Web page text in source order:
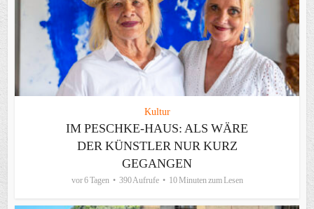
Kultur
IM PESCHKE-HAUS: ALS WÄRE
DER KÜNSTLER NUR KURZ
GEGANGEN
vor 6 Tagen 390 Aufrufe 10 Minuten zum Lesen